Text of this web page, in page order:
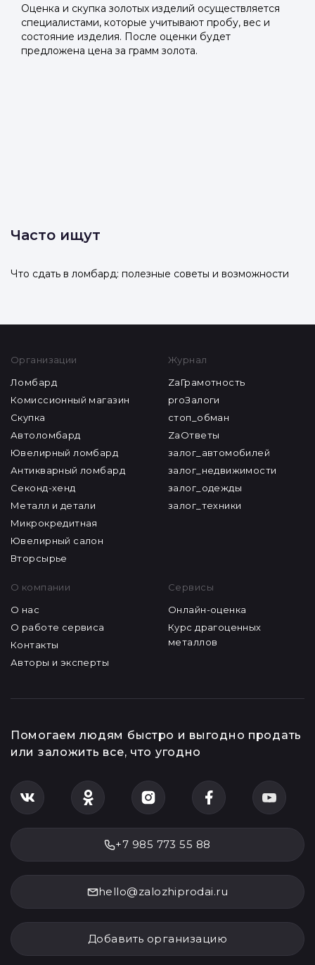
Оценка и скупка золотых изделий осуществляется
специалистами, которые учитывают пробу, вес и
состояние изделия. После оценки будет
предложена цена за грамм золота.
Часто ищут
Что сдать в ломбард: полезные советы и возможности
Организации
Ломбард
Комиссионный магазин
Скупка
Автоломбард
Ювелирный ломбард
Антикварный ломбард
Секонд-хенд
Металл и детали
Микрокредитная
Ювелирный салон
Вторсырье
Журнал
ZaГрамотность
proЗалоги
стоп_обман
ZaОтветы
залог_автомобилей
залог_недвижимости
залог_одежды
залог_техники
О компании
О нас
О работе сервиса
Контакты
Авторы и эксперты
Сервисы
Онлайн-оценка
Курс драгоценных
металлов
Помогаем людям быстро и выгодно продать
или заложить все, что угодно
+7 985 773 55 88
hello@zalozhiprodai.ru
Добавить организацию